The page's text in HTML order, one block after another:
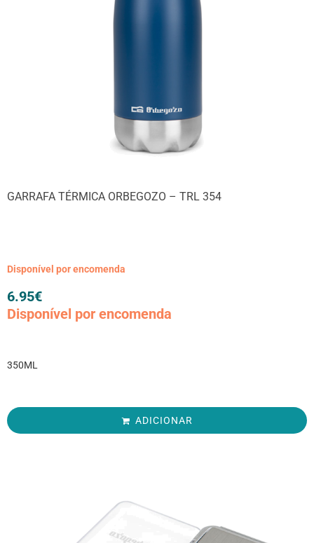
GARRAFA TÉRMICA ORBEGOZO – TRL 354
Disponível por encomenda
6.95€
Disponível por encomenda
350ML
ADICIONAR